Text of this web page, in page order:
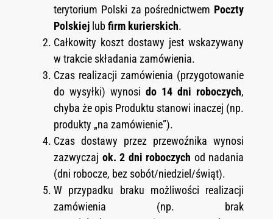
terytorium Polski za pośrednictwem Poczty
Polskiej lub firm kurierskich.
Całkowity koszt dostawy jest wskazywany
w trakcie składania zamówienia.
Czas realizacji zamówienia (przygotowanie
do wysyłki) wynosi do 14 dni roboczych,
chyba że opis Produktu stanowi inaczej (np.
produkty „na zamówienie”).
Czas dostawy przez przewoźnika wynosi
zazwyczaj ok. 2 dni roboczych od nadania
(dni robocze, bez sobót/niedziel/świąt).
W przypadku braku możliwości realizacji
zamówienia (np. brak